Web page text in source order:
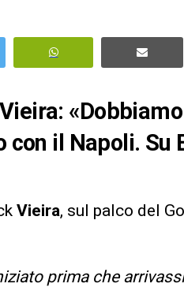
il Napoli. Su
Vieira, sul palco del
prima che